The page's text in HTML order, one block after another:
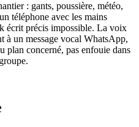
: gants, poussière, météo,
téléphone avec les mains
écrit précis impossible. La voix
un message vocal WhatsApp,
plan concerné, pas enfouie dans